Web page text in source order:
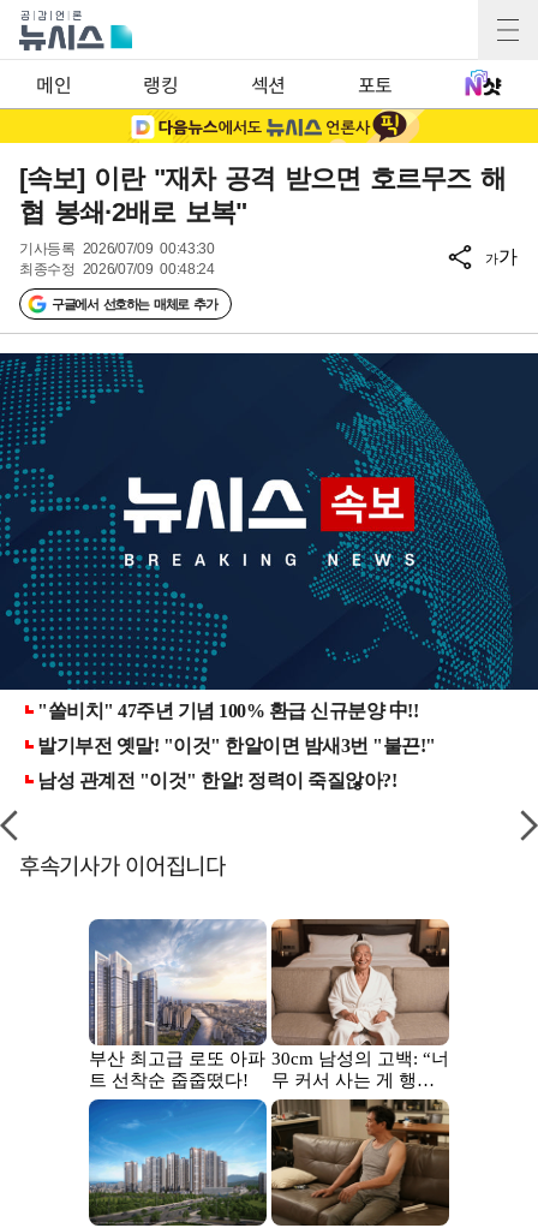
메인 랭킹 섹션 포토
[속보] 이란 "재차 공격 받으면 호르무즈 해
협 봉쇄·2배로 보복"
기사등록 2026/07/09 00:43:30
최종수정 2026/07/09 00:48:24
구글에서 선호하는 매체로 추가
가가
후속기사가 이어집니다